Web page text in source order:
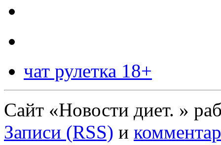
чат рулетка 18+
Сайт «Новости диет. »
Записи (RSS) и